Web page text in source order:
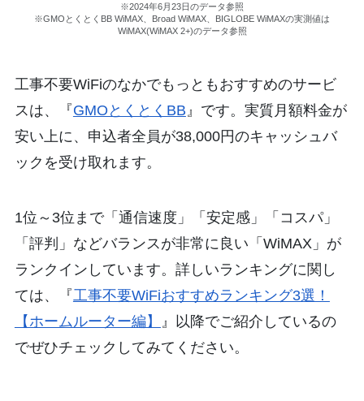
※2024年6月23日のデータ参照
※GMOとくとくBB WiMAX、Broad WiMAX、BIGLOBE WiMAXの実測値は
WiMAX(WiMAX 2+)のデータ参照
工事不要WiFiのなかでもっともおすすめのサービ
スは、『GMOとくとくBB』です。実質月額料金が
安い上に、申込者全員が38,000円のキャッシュバ
ックを受け取れます。
1位～3位まで「通信速度」「安定感」「コスパ」
「評判」などバランスが非常に良い「WiMAX」が
ランクインしています。詳しいランキングに関し
ては、『工事不要WiFiおすすめランキング3選！
【ホームルーター編】
』以降でご紹介しているの
でぜひチェックしてみてください。